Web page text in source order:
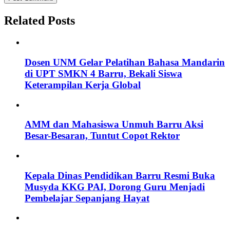
Related Posts
Dosen UNM Gelar Pelatihan Bahasa Mandarin
di UPT SMKN 4 Barru, Bekali Siswa
Keterampilan Kerja Global
AMM dan Mahasiswa Unmuh Barru Aksi
Besar-Besaran, Tuntut Copot Rektor
Kepala Dinas Pendidikan Barru Resmi Buka
Musyda KKG PAI, Dorong Guru Menjadi
Pembelajar Sepanjang Hayat